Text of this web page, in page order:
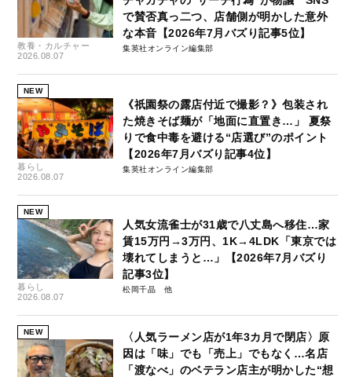
教養・カルチャー
2026.08.07
で賛否真っ二つ、店舗側が明かした意外
な本音【2026年7月バズり記事5位】
集英社オンライン編集部
NEW
暮らし
2026.08.07
《祇園祭の露店付近で撮影？》包装され
た焼きそば麺が「地面に直置き…」 夏祭
りで食中毒を避ける“店選び”のポイント
【2026年7月バズり記事4位】
集英社オンライン編集部
NEW
暮らし
2026.08.07
人気女流雀士が31歳で八丈島へ移住…家
賃15万円→3万円、1K→4LDK「東京では
壊れてしまうと…」【2026年7月バズり
記事3位】
松岡千晶
NEW
〈人気ラーメン店が1年3カ月で閉店〉原
因は「味」でも「売上」でもなく…名店
「渡なべ」のベテラン店主が明かした“想